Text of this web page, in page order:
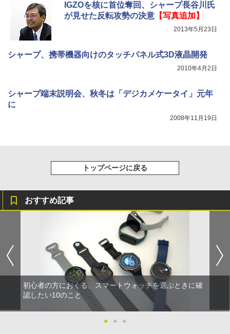
IGZOを核に首位奪回、シャープ長谷川氏
が見せた反転攻勢の決意【写真追加】
2013年5月23日
シャープ、携帯機器向けのタッチパネル式3D液晶開発
2010年4月2日
シャープ端末説明会、秋冬は「デジカメケータイ」元年
に
2008年11月19日
トップページに戻る
おすすめ記事
初心者の方におくる、スマートウォッチを選ぶときに確
認したい10のこと
● ● ●